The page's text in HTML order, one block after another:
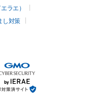
ラエ）
し対策